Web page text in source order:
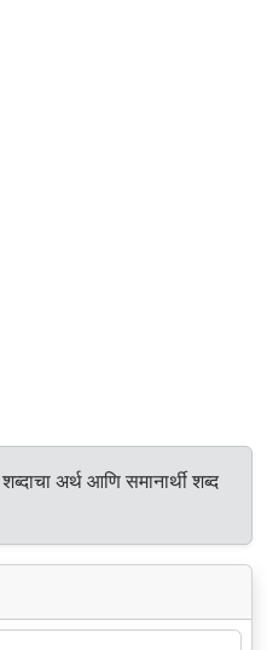
शब्दाचा अर्थ आणि समानार्थी शब्द